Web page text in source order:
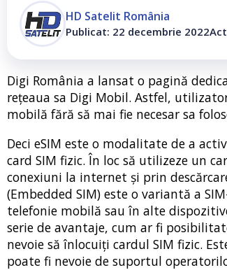
HD Satelit România
Publicat: 22 decembrie 2022
Digi România a lansat o pagină
rețeaua sa Digi Mobil. Astfel,
mobilă fără să mai fie necesar sa
Deci eSIM este o modalitate de a
card SIM fizic. În loc să utilizeze un
conexiuni la internet și prin
(Embedded SIM) este o variantă a
telefonie mobilă sau în alte
serie de avantaje, cum ar fi
nevoie să înlocuiți cardul SIM fizic.
poate fi nevoie de suportul